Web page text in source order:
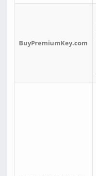
BuyPremiumKey.com